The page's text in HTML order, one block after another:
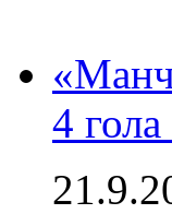
4